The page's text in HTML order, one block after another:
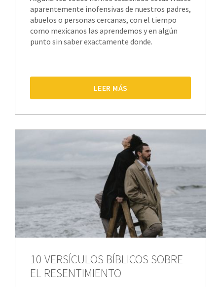
aparentemente inofensivas de nuestros padres,
abuelos o personas cercanas, con el tiempo
como mexicanos las aprendemos y en algún
punto sin saber exactamente donde.
LEER MÁS
10 VERSÍCULOS BÍBLICOS SOBRE
EL RESENTIMIENTO